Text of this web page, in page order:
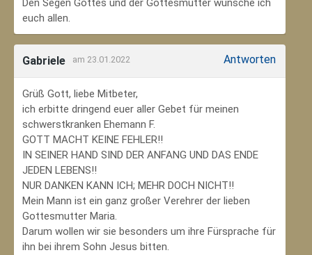
Den Segen Gottes und der Gottesmutter wünsche ich
euch allen.
Gabriele am 23.01.2022 Antworten
Grüß Gott, liebe Mitbeter,
ich erbitte dringend euer aller Gebet für meinen
schwerstkranken Ehemann F.
GOTT MACHT KEINE FEHLER!!
IN SEINER HAND SIND DER ANFANG UND DAS ENDE
JEDEN LEBENS!!
NUR DANKEN KANN ICH; MEHR DOCH NICHT!!
Mein Mann ist ein ganz großer Verehrer der lieben
Gottesmutter Maria.
Darum wollen wir sie besonders um ihre Fürsprache für
ihn bei ihrem Sohn Jesus bitten.